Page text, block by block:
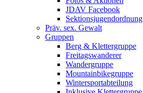
JDAV Facebook
Sektionsjugendordnung
Präv. sex. Gewalt
Gruppen
Berg & Klettergruppe
Freitagswanderer
Wandergruppe
Mountainbikegruppe
Wintersportabteilung